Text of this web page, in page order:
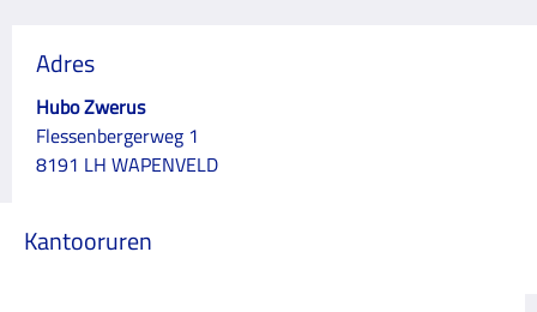
Adres
Hubo Zwerus
Flessenbergerweg 1
8191 LH WAPENVELD
Kantooruren